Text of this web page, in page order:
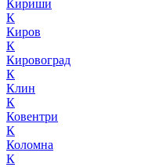
Кириши
К
Киров
К
Кировоград
К
Клин
К
Ковентри
К
Коломна
К